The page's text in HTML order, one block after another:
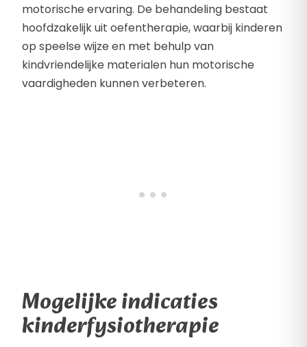
motorische ervaring. De behandeling bestaat
hoofdzakelijk uit oefentherapie, waarbij kinderen
op speelse wijze en met behulp van
kindvriendelijke materialen hun motorische
vaardigheden kunnen verbeteren.
Mogelijke indicaties
kinderfysiotherapie